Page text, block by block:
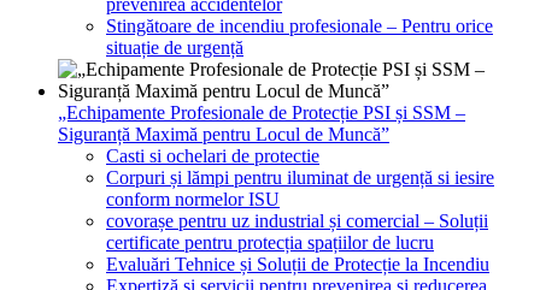
prevenirea accidentelor
Stingătoare de incendiu profesionale – Pentru orice
situație de urgență
„Echipamente Profesionale de Protecție PSI și SSM –
Siguranță Maximă pentru Locul de Muncă”
Casti si ochelari de protectie
Corpuri și lămpi pentru iluminat de urgență si iesire
conform normelor ISU
covorașe pentru uz industrial și comercial – Soluții
certificate pentru protecția spațiilor de lucru
Evaluări Tehnice și Soluții de Protecție la Incendiu
Expertiză și servicii pentru prevenirea și reducerea